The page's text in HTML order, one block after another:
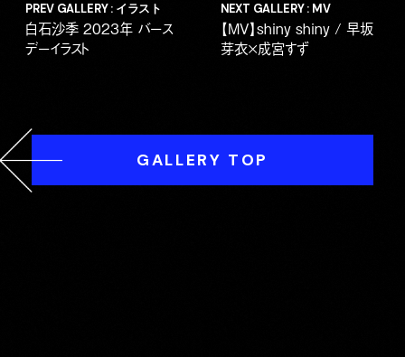
PREV GALLERY : イラスト
白石沙季 2023年 バース
デーイラスト
NEXT GALLERY : MV
【MV】shiny shiny / 早坂
芽衣×成宮すず
GALLERY TOP